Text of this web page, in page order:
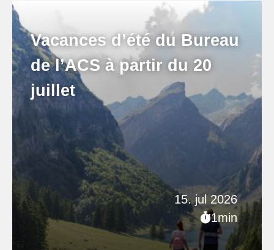
15. jul 2026
1min
Vacances d’été du Bureau
de l’ACS à partir du 20
juillet